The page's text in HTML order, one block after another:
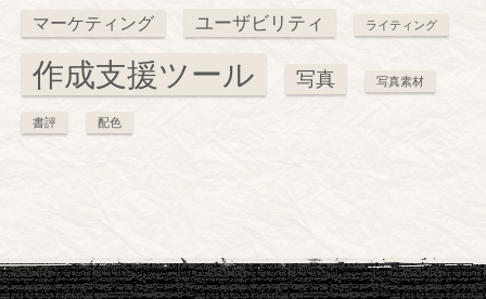
マーケティング ユーザビリティ ライティング
作成支援ツール 写真 写真素材
書評 配色